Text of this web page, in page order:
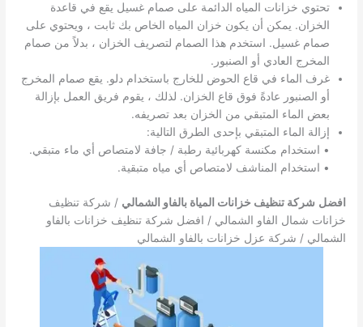
تحتوي خزانات المياه الدائمة على صمام غسيل يقع في قاعدة
الخزان. يمكن أن يكون خزان المياه الخاص بك ثابت ، ويحتوي على
صمام غسيل. استخدم هذا الصمام لتصريف الخزان ، بدلاً من صمام
المخرج العادي أو الصنبور.
غرف الماء في قاع الحوض للخارج باستخدام دلو. يقع صمام المخرج
أو الصنبور عادةً فوق قاع الخزان. لذلك ، يقوم فريق العمل بإزالة
بعض الماء المتبقي من الخزان بعد تصريفه.
إزالة الماء المتبقي بإحدى الطرق التالية:
• استخدام مكنسة كهربائية رطبة / جافة لامتصاص أي ماء متبقي.
• استخدام المناشف لامتصاص أي مياه متبقية.
افضل شركة تنظيف خزانات المياة بالفاو الشمالي / شركة تنظيف
خزانات شمال الفاو الشمالي / افضل شركة تنظيف خزانات بالفاو
الشمالي / شركة عزل خزانات بالفاو الشمالي